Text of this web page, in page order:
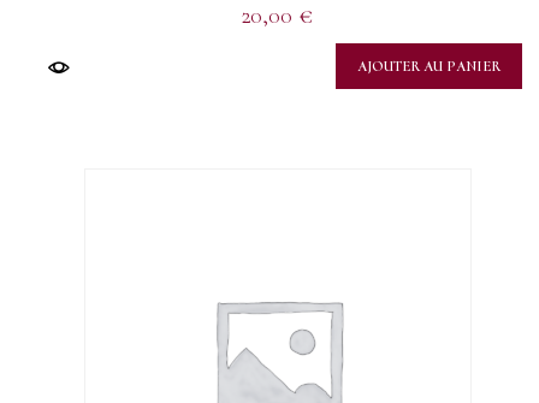
20,00 €
AJOUTER AU PANIER